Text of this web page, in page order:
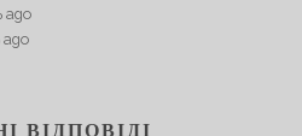
ago
ago
ВІДПОВІДІ